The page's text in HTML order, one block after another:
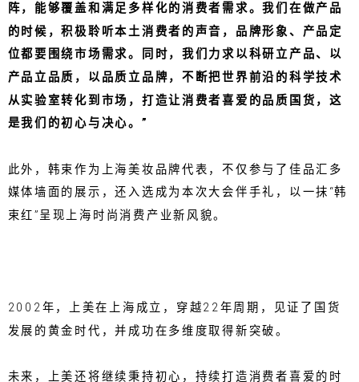
阵，能够覆盖和满足多样化的消费者需求。我们在做产品
的时候，积极聆听本土消费者的声音，品牌形象、产品定
位都要围绕市场需求。同时，我们力求以科研立产品、以
产品立品质，以品质立品牌，不断把世界前沿的科学技术
从实验室转化到市场，打造让消费者喜爱的品质国货，这
是我们的初心与决心。”
此外，韩束作为上海美妆品牌代表，不仅参与了佳品汇多
媒体墙面的展示，还入选成为本次大会伴手礼，以一抹“韩
束红”呈现上海时尚消费产业新风貌。
2002年，上美在上海成立，穿越22年周期，见证了国货
发展的黄金时代，并成功在多维度取得新突破。
未来，上美还将继续秉持初心，持续打造消费者喜爱的时